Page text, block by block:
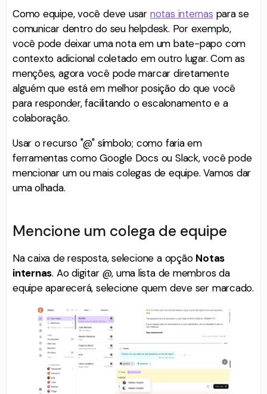
Como equipe, você deve usar notas internas para se
comunicar dentro do seu helpdesk. Por exemplo,
você pode deixar uma nota em um bate-papo com
contexto adicional coletado em outro lugar. Com as
menções, agora você pode marcar diretamente
alguém que está em melhor posição do que você
para responder, facilitando o escalonamento e a
colaboração.
Usar o recurso "@" símbolo; como faria em
ferramentas como Google Docs ou Slack, você pode
mencionar um ou mais colegas de equipe. Vamos dar
uma olhada.
Mencione um colega de equipe
Na caixa de resposta, selecione a opção Notas
internas. Ao digitar @, uma lista de membros da
equipe aparecerá, selecione quem deve ser marcado.